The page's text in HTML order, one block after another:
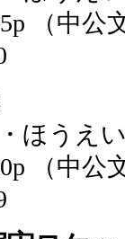
（中公
ほうえ
（中公